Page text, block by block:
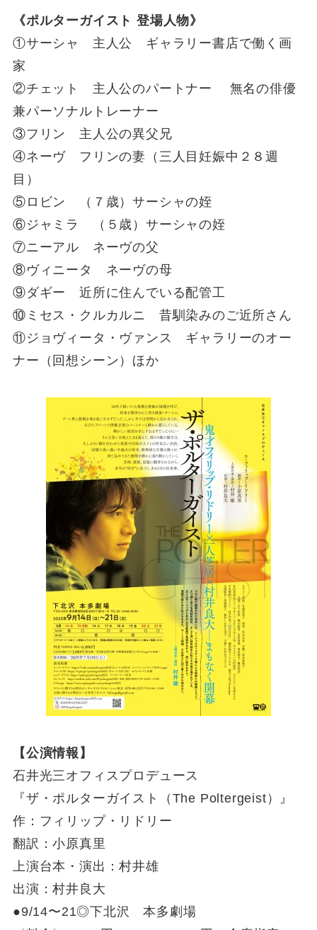
《ポルターガイスト 登場人物》
①サーシャ 主人公 ギャラリー書店で働く画
家
②チェット 主人公のパートナー 無名の俳優
兼パーソナルトレーナー
③フリン 主人公の異父兄
④ネーヴ フリンの妻（三人目妊娠中２８週
目）
⑤ロビン （７歳）サーシャの姪
⑥ジャミラ （５歳）サーシャの姪
⑦ニーアル ネーヴの父
⑧ヴィニータ ネーヴの母
⑨ダギー 近所に住んでいる配管工
⑩ミセス・クルカルニ 昔馴染みのご近所さん
⑪ジョヴィータ・ヴァンス ギャラリーのオー
ナー（回想シーン）ほか
【公演情報】
石井光三オフィスプロデュース
『ザ・ポルターガイスト（The Poltergeist）』
作：フィリップ・リドリー
翻訳：小原真里
上演台本・演出：村井雄
出演：村井良大
●9/14〜21◎下北沢 本多劇場